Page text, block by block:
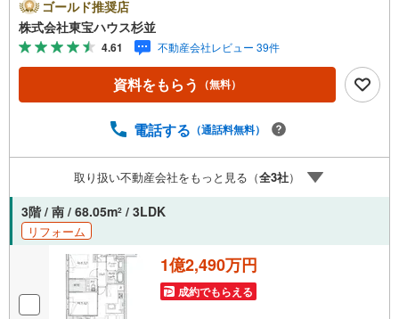
自宅リフォームをオンライン上でご提案「ミラカレクラ
ブ」。・ 不動産売却時、ご自宅を綺麗にかつ瀟洒にさせる
CG加工ホームステイジングサービス。・ 購入者様へ、税
理士による確定申告の無料セミナーをご招待いたします。
◆ご予約に際して◆日時のご希望をお伝えください。（も
（居住中物件）の手配が必要な場合がございますのでご容
案内が可能となりますのでお手数ですがご一報ください。
◆物件のご案内は◆弊社へのご来社、お客様宅へのお迎
え・最寄駅での待ち合わせ、物件周辺のコンビニ等でお待
ち合わせなど、ご希望をお伝えください。ご希望条件をお
伝え頂けましたら、ご見学希望物件以外の資料も用意して
参ります。もちろん他の物件も併せてご案内させていただ
きます。
ゴールド推奨店
株式会社東宝ハウス杉並
4.61 不動産会社レビュー 39件
資料をもらう （無料）
電話する （通話料無料）
取り扱い不動産会社をもっと見る（全3社）
3階 / 南 / 68.05m2 / 3LDK
リフォーム
1億2,490万円
成約でもらえる